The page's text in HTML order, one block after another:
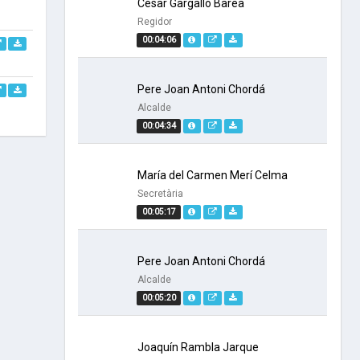
00:04:06
César Gargallo Barea
Regidor
00:04:34
Pere Joan Antoni Chordá
Alcalde
00:05:17
María del Carmen Merí Celma
Secretària
00:05:20
Pere Joan Antoni Chordá
Alcalde
Joaquín Rambla Jarque